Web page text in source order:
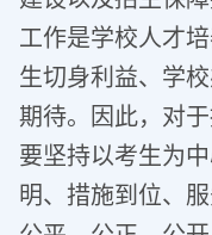
工作是学校人才
生切身利益、学
期待。因此，对
要坚持以考生为
明、措施到位、